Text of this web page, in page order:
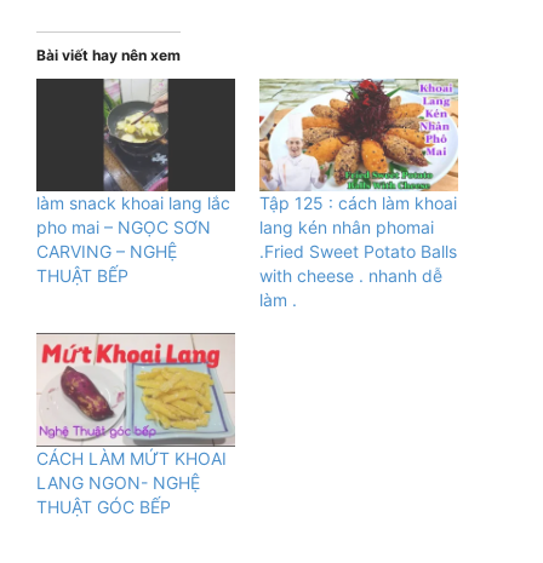
Bài viết hay nên xem
làm snack khoai lang lắc
pho mai – NGỌC SƠN
CARVING – NGHỆ
THUẬT BẾP
Tập 125 : cách làm khoai
lang kén nhân phomai
.Fried Sweet Potato Balls
with cheese . nhanh dễ
làm .
CÁCH LÀM MỨT KHOAI
LANG NGON- NGHỆ
THUẬT GÓC BẾP